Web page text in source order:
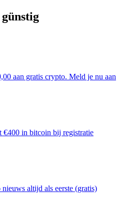
aan gratis crypto. Meld je nu aan
€400 in bitcoin bij registratie
altijd als eerste (gratis)